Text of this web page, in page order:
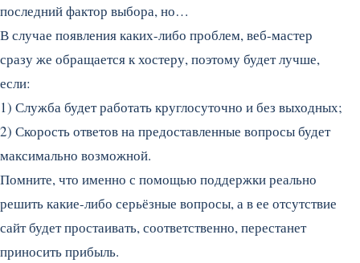
последний фактор выбора, но…
В случае появления каких-либо проблем, веб-мастер
сразу же обращается к хостеру, поэтому будет лучше,
если:
1) Служба будет работать круглосуточно и без выходных;
2) Скорость ответов на предоставленные вопросы будет
максимально возможной.
Помните, что именно с помощью поддержки реально
решить какие-либо серьёзные вопросы, а в ее отсутствие
сайт будет простаивать, соответственно, перестанет
приносить прибыль.